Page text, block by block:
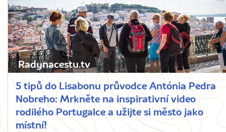
Radynacestu.tv
5 tipů do Lisabonu průvodce Antónia Pedra
Nobreho: Mrkněte na inspirativní video
rodilého Portugalce a užijte si město jako
místní!